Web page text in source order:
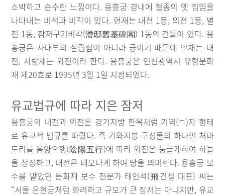
소박하고 순수한 느낌이다. 용흥궁 경내에 철종의 옛 집임을
나타내는 비석과 비각이 있다. 현재는 내전 1동, 외전 1동, 별
전 1동, 잠저구기비각(潛邸舊基碑閣) 1동의 건물이 있다. 용
흥궁은 사대부의 살림집이 아니라 궁이기 때문에 안채는 내
전, 사랑채는 외전이라 한다. 용흥궁은 인천광역시 유형문화
재 제20호로 1995년 3월 1일 지정되었다.
유교법규에 따라 지은 잠저
용흥궁의 내전과 외전은 경기지방 한옥처럼 기역(ㄱ)자 형태
로 유교적 법규를 따랐다. 즉 기와지붕 구성물의 하나인 처마
도리를 음양오행(陰陽五行)에 따라 외전은 둥글게하여 하늘
을 상징하고, 내전은 네모나게 하여 땅을 의미한다. 용흥궁 보
수를 맡았던 문화재 보수 전문가 태인석(飛건설 대표) 씨는
“서울 운현궁처럼 화려하고 규모가 큰 잠저는 아니지만, 유교